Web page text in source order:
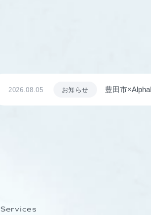
2026.08.05 お知らせ
豊田市
ながる仕組
Services